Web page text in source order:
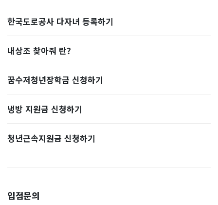
한국도로공사 다자녀 등록하기
내상조 찾아줘 란?
꿈수저청년장학금 신청하기
냉방 지원금 신청하기
청년근속지원금 신청하기
입점문의